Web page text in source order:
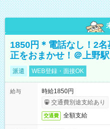
1850円＊電話なし！2
正をおまかせ！＠上野駅
派遣 WEB登録・面接OK
給与
時給1850円
交通費別途支給あり
交通費 全額支給